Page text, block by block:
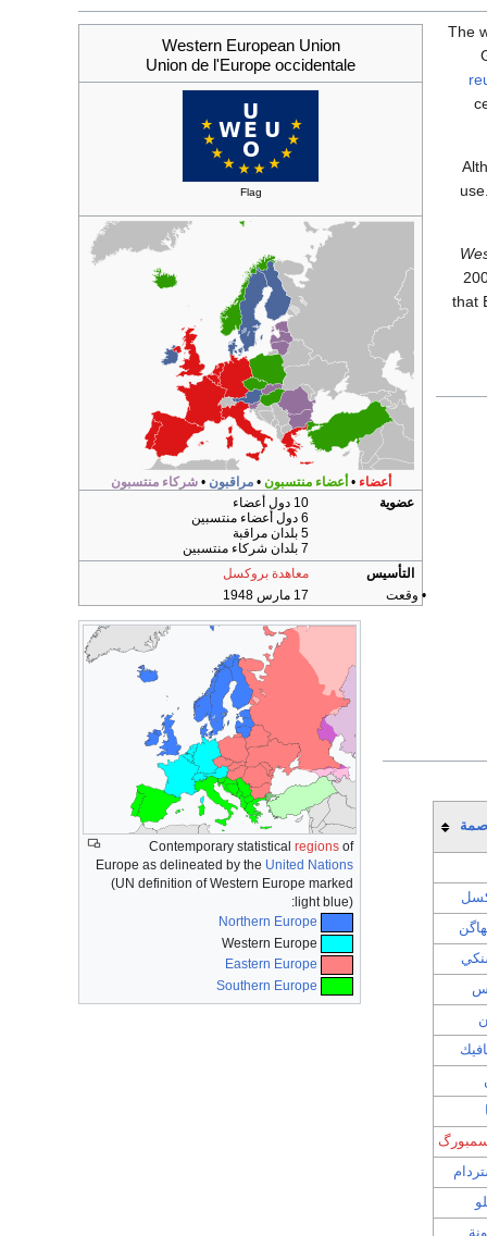
Western European Union
Union de l'Europe occidentale
Flag
أعضاء •أعضاء منتسبون •مراقبون •شركاء منتسبون
عضوية
10 دول أعضاء
6 دول أعضاء منتسبين
5 بلدان مراقبة
7 بلدان شركاء منتسبين
التأسيس
معاهدة بروكسل
• وقعت
17 مارس 1948
The
that
Contemporary statistical regions of
Europe as delineated by the United Nations
(UN definition of Western Europe marked
light blue):
Northern Europe
Eastern Europe
Southern Europe